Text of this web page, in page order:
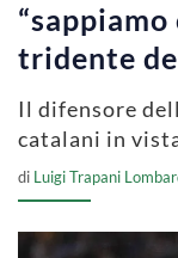
tridente
Il difensore
catalani in
di Luigi Trapani